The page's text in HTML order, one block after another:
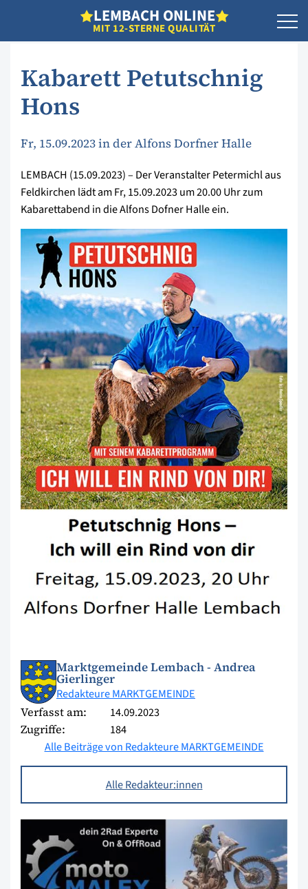
LEMBACH ONLINE
MIT 12-STERNE QUALITÄT
Kabarett Petutschnig
Hons
Fr, 15.09.2023 in der Alfons Dorfner Halle
LEMBACH (15.09.2023) – Der Veranstalter Petermichl aus
Feldkirchen lädt am Fr, 15.09.2023 um 20.00 Uhr zum
Kabarettabend in die Alfons Dofner Halle ein.
Marktgemeinde Lembach - Andrea
Gierlinger
Redakteure MARKTGEMEINDE
Verfasst am: 14.09.2023
Zugriffe:
184
Alle Beiträge von Redakteure MARKTGEMEINDE
Alle Redakteur:innen